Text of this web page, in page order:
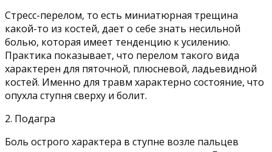
Стресс-перелом, то есть миниатюрная трещина
какой-то из костей, дает о себе знать несильной
болью, которая имеет тенденцию к усилению.
Практика показывает, что перелом такого вида
характерен для пяточной, плюсневой, ладьевидной
костей. Именно для травм характерно состояние, что
опухла ступня сверху и болит.
2. Подагра
Боль острого характера в ступне возле пальцев